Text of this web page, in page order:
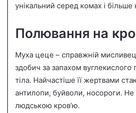
унікальний серед комах і більше
Полювання на
Муха цеце – справжній
здобич за запахом вуглекислого
тіла. Найчастіше її жертвами
антилопи, буйволи, носороги. Не
людською кров’ю.